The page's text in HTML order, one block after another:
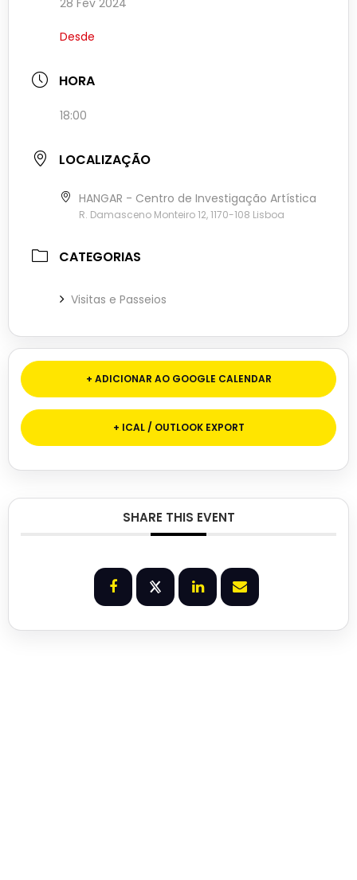
28 Fev 2024
Desde
HORA
18:00
LOCALIZAÇÃO
HANGAR - Centro de Investigação Artística
R. Damasceno Monteiro 12, 1170-108 Lisboa
CATEGORIAS
Visitas e Passeios
+ ADICIONAR AO GOOGLE CALENDAR
+ ICAL / OUTLOOK EXPORT
SHARE THIS EVENT